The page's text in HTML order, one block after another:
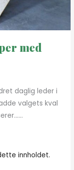
med
daglig leder i
valgets kval
innholdet.